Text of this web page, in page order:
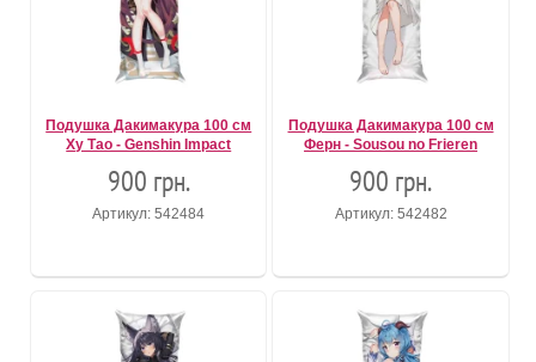
Подушка Дакимакура 100 см
Ху Тао - Genshin Impact
900 грн.
Артикул: 542484
Подушка Дакимакура 100 см
Ферн - Sousou no Frieren
900 грн.
Артикул: 542482